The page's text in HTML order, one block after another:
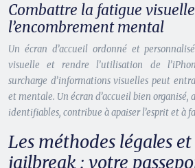
Combattre la fatigue
l’encombrement mental
Un écran d’accueil ordonné et
visuelle et rendre l’utilisation de
surcharge d’informations visuelles peut
et mentale. Un écran d’accueil bien organisé,
identifiables, contribue à apaiser l’esprit et à
Les méthodes légales et
jailbreak : votre